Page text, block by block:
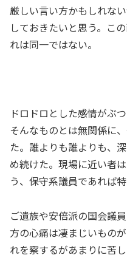
厳しい言い方かもしれな
しておきたいと思う。こ
れは同一ではない。
ドロドロとした感情がぶつ
そんなものとは無関係に
た。誰よりも誰よりも、
め続けた。現場に近い者
う、保守系議員であれば特
ご遺族や安倍派の国会議
方の心痛は凄まじいもの
れを察するがあまりに苦